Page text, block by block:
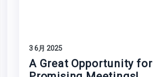
3 6月 2025
A Great Opportunity for